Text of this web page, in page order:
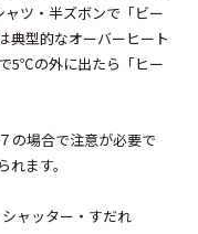
ツ・半ズボンで「ビー
典型的なオーバーヒート
5℃の外に出たら「ヒー
の場合で注意が必要で
ます。
ャッター・すだれ